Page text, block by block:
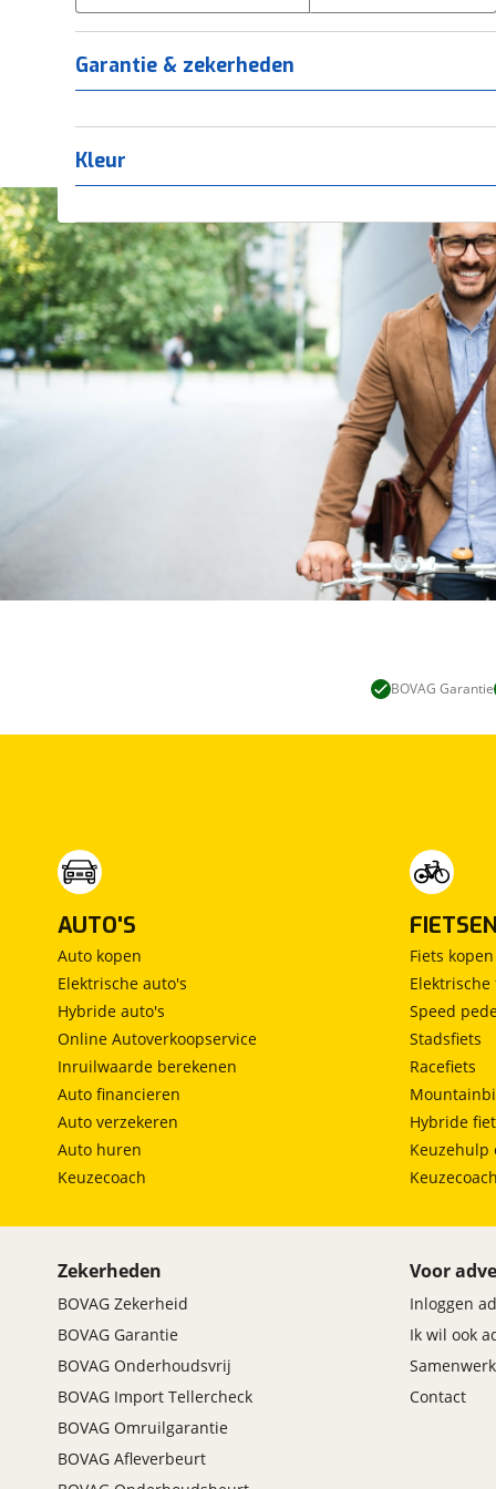
Tica
Garantie & zekerheden
Kleur
BOVAG Garantie
AUTO'S
Auto kopen
Elektrische auto's
Hybride auto's
Online Autoverkoopservice
Inruilwaarde berekenen
Auto financieren
Auto verzekeren
Auto huren
Keuzecoach
FIETSEN
Fiets kopen
Elektrische
Speed
Stadsfiets
Racefiets
Hybride
Keuzehulp
Keuzecoach
Zekerheden
BOVAG Zekerheid
BOVAG Garantie
BOVAG Onderhoudsvrij
BOVAG Import Tellercheck
BOVAG Omruilgarantie
BOVAG Afleverbeurt
Voor
Inloggen
Ik wil ook
Contact